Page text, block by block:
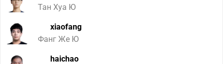
Тан Хуа Ю
xiaofang
Фанг Же Ю
haichao